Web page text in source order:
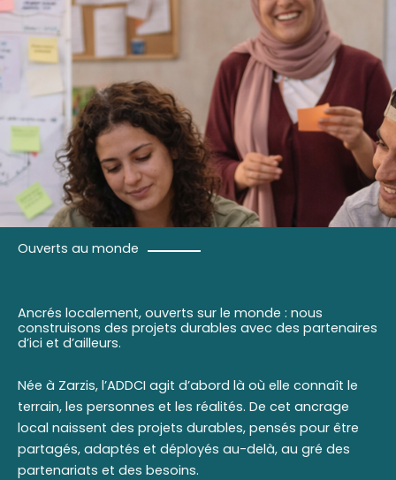
Ouverts au monde
Ancrés localement, ouverts sur le monde : nous
construisons des projets durables avec des partenaires
d’ici et d’ailleurs.
Née à Zarzis, l’ADDCI agit d’abord là où elle connaît le
terrain, les personnes et les réalités. De cet ancrage
local naissent des projets durables, pensés pour être
partagés, adaptés et déployés au-delà, au gré des
partenariats et des besoins.